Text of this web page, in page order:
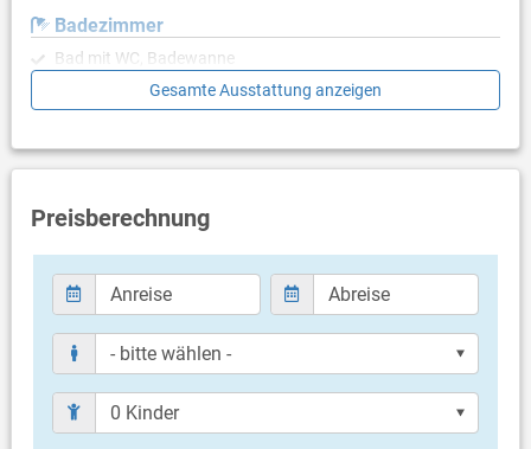
Badezimmer
Bad mit WC, Badewanne
Balkon & Terrasse
Balkongröße: 5 m²
Weitere Informationen
Privater Parkplatz auf dem Grundstück
Haustier nicht erlaubt
Klimaanlage im Preis inklusive
Handtücher vorhanden
Fön
Waschmaschine in der Unterkunft
Internet per WLAN
Gesamte Ausstattung anzeigen
Preisberechnung